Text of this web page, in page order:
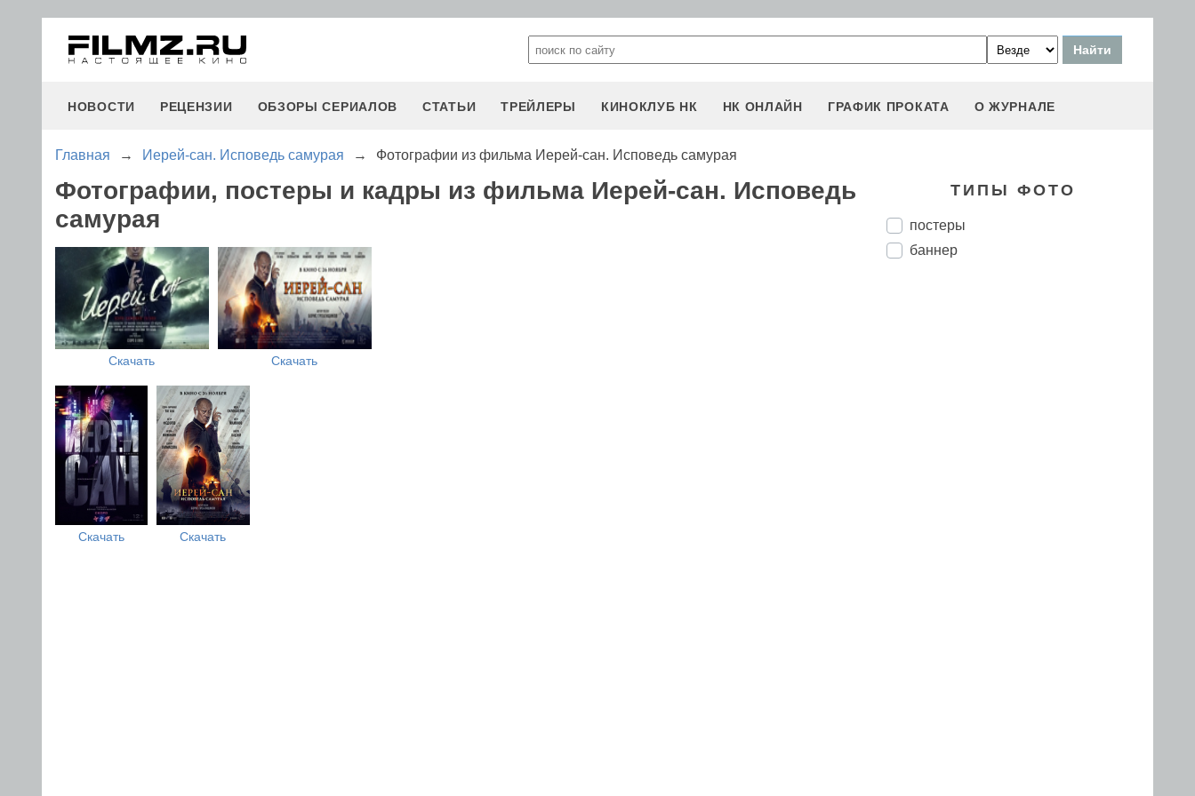
НОВОСТИ РЕЦЕНЗИИ ОБЗОРЫ СЕРИАЛОВ СТАТЬИ ТРЕЙЛЕРЫ КИНОКЛУБ НК НК ОНЛАЙН ГРАФИК ПРОКАТА О ЖУРНАЛЕ
Главная → Иерей-сан. Исповедь самурая → Фотографии из фильма Иерей-сан. Исповедь самурая
Фотографии, постеры и кадры из фильма Иерей-сан. Исповедь
самурая
Скачать Скачать
Скачать Скачать
ТИПЫ ФОТО
постеры
баннер